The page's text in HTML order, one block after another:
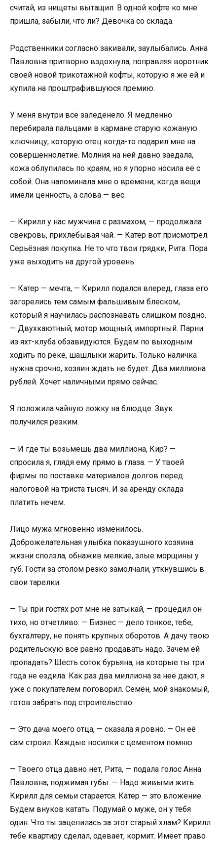
считай, из нищеты вытащил. В одной кофте ко мне
пришла, забыли, что ли? Девочка со склада.
Родственники согласно закивали, заулыбались. Анна
Павловна притворно вздохнула, поправляя воротник
своей новой трикотажной кофты, которую я же ей и
купила на проштрафившуюся премию.
У меня внутри всё заледенело. Я медленно
перебирала пальцами в кармане старую кожаную
ключницу, которую отец когда-то подарил мне на
совершеннолетие. Молния на ней давно заедала,
кожа облупилась по краям, но я упорно носила её с
собой. Она напоминала мне о времени, когда вещи
имели ценность, а слова — вес.
— Кирилл у нас мужчина с размахом, — продолжала
свекровь, прихлебывая чай. — Катер вот присмотрел.
Серьёзная покупка. Не то что твои грядки, Рита. Пора
уже выходить на другой уровень.
— Катер — мечта, — Кирилл подался вперед, глаза его
загорелись тем самым фальшивым блеском,
который я научилась распознавать слишком поздно.
— Двухкаютный, мотор мощный, импортный. Парни
из яхт-клуба обзавидуются. Будем по выходным
ходить по реке, шашлыки жарить. Только наличка
нужна срочно, хозяин ждать не будет. Два миллиона
рублей. Хочет наличными прямо сейчас.
Я положила чайную ложку на блюдце. Звук
получился резким.
— И где ты возьмешь два миллиона, Кир? —
спросила я, глядя ему прямо в глаза. — У твоей
фирмы по поставке материалов долгов перед
налоговой на триста тысяч. И за аренду склада
платить нечем.
Лицо мужа мгновенно изменилось.
Доброжелательная улыбка показушного хозяина
жизни сползла, обнажив мелкие, злые морщины у
губ. Гости за столом резко замолчали, уткнувшись в
свои тарелки.
— Ты при гостях рот мне не затыкай, — процедил он
тихо, но отчетливо. — Бизнес — дело тонкое, тебе,
бухгалтеру, не понять крупных оборотов. А дачу твою
родительскую всё равно продавать надо. Зачем ей
пропадать? Шесть соток бурьяна, на которые ты три
года не ездила. Как раз два миллиона за неё дают, я
уже с покупателем поговорил. Семён, мой знакомый,
готов забрать под строительство.
— Это дача моего отца, — сказала я ровно. — Он её
сам строил. Каждые носилки с цементом помню.
— Твоего отца давно нет, Рита, — подала голос Анна
Павловна, поджимая губы. — Надо живыми жить.
Кирилл для семьи старается. Катер — это вложение.
Будем внуков катать. Подумай о муже, он у тебя
один. Что ты зацепилась за этот старый хлам? Кирилл
тебе квартиру сделал, одевает, кормит. Имеет право